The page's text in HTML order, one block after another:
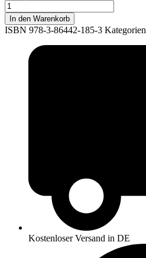
In den Warenkorb
ISBN 978-3-86442-185-3 Kategorien
Kostenloser Versand in DE